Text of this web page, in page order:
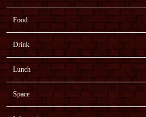
Food
Drink
Lunch
Space